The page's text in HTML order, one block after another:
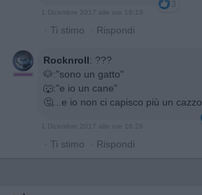
3
1 Dicembre 2017 alle ore 16:19
· Ti stimo · Rispondi
Rocknroll: ???
🐶:"sono un gatto"
🐺:"e io un cane"
🤔...e io non ci capisco più un cazzo
1 Dicembre 2017 alle ore 16:28
· Ti stimo · Rispondi